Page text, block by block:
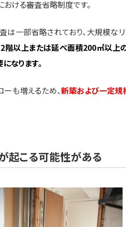
ける審査省略制度です。
一部省略されており、大規模な
階以上または延べ面積200㎡以上
なります。
も増えるため、新築および一定規
起こる可能性がある